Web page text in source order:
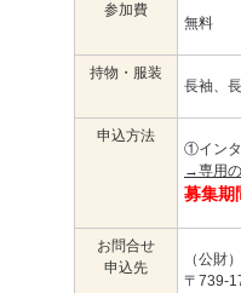
参加費
無料
持物・服装
長袖、
申込方法
①インタ
→専用
募集期
お問合せ
申込先
（公財
〒739-